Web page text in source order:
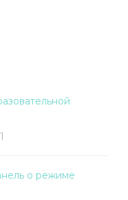
о режиме